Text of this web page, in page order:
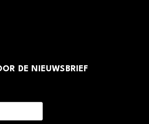
DE NIEUWSBRIEF